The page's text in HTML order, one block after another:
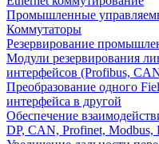
Промышленные
Коммутаторы
Резервирование
Модули резервирования
интерфейсов (Profibus,
Преобразование одного
интерфейса в другой
Обеспечение
DP, CAN, Profinet, Modbus,